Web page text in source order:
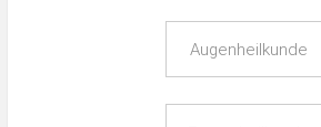
Augenheilkunde